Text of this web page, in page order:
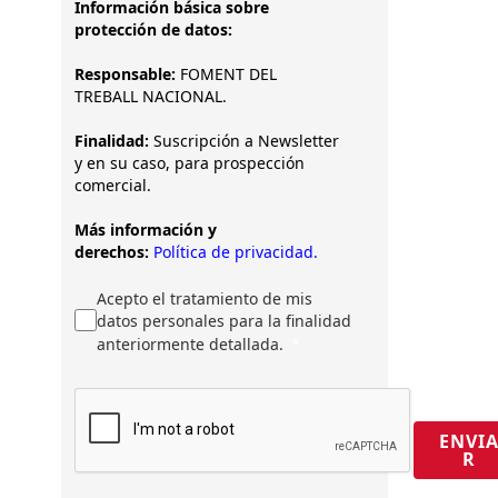
Información básica sobre
protección de datos:
Responsable: FOMENT DEL
TREBALL NACIONAL.
Finalidad: Suscripción a Newsletter
y en su caso, para prospección
comercial.
Más información y
derechos: Política de privacidad.
Acepto el tratamiento de mis
datos personales para la finalidad
anteriormente detallada.
ENVIA
R